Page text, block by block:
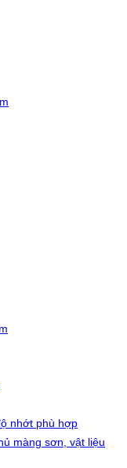
nhớt phù hợp
màng sơn, vật liệu